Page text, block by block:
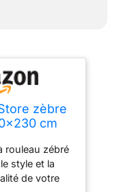
dans le
à
bureau, etc.
zèbre
cm
Polyester
rouleau zébré
style et la
de votre